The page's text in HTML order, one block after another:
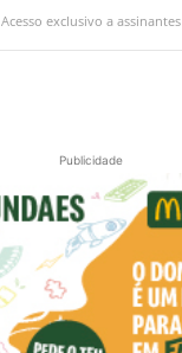
Acesso exclusivo a assinantes
Publicidade